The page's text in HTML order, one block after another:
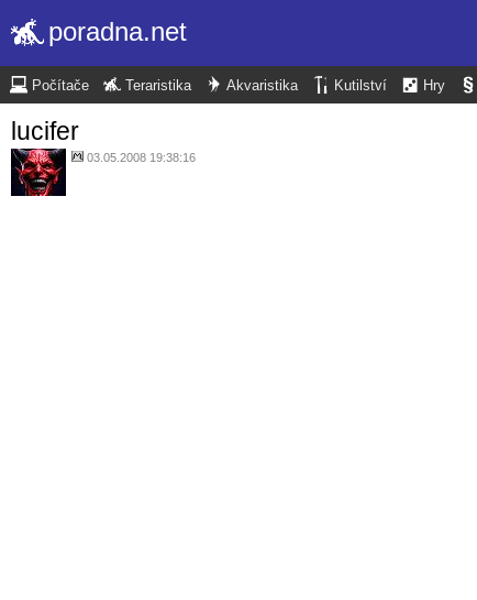
poradna.net
Počítače Teraristika Akvaristika Kutilství Hry
lucifer
03.05.2008 19:38:16